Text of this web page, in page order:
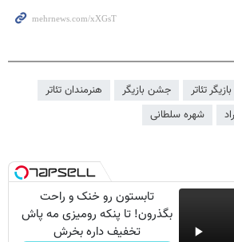
بازیگر تئاتر جشن بازیگر
هنرمندان تئاتر
شهره سلطانی
تابستون رو خنک و راحت
بگذرون! تا پنکه رومیزی مه پاش
تخفیف داره بخرش